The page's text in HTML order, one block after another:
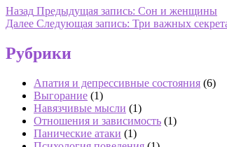
Назад Предыдущая запись: Сон и женщины
Далее Следующая запись: Три важных
Рубрики
Апатия и депрессивные состояния (6)
Выгорание (1)
Навязчивые мысли (1)
Отношения и зависимость (1)
Панические атаки (1)